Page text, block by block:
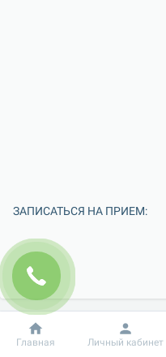
ЗАПИСАТЬСЯ НА ПРИЕМ:
Добробут
Главная Личный кабинет